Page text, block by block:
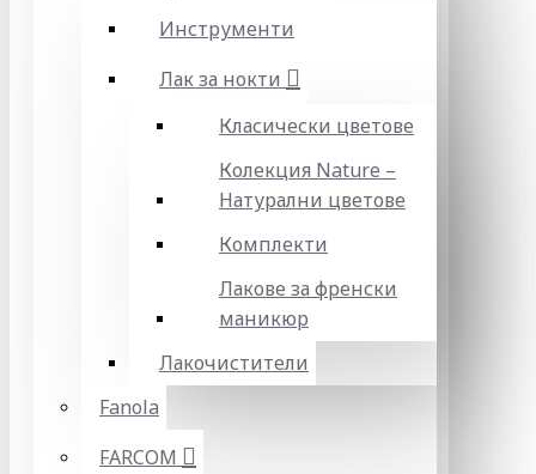
Инструменти
Лак за нокти
Класически цветове
Колекция Nature –
Натурални цветове
Комплекти
Лакове за френски
маникюр
Лакочистители
Fanola
FARCOM